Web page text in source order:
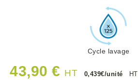
Cycle lavage
43,90 € HT 0,439€/unité HT